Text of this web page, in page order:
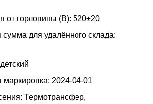
от горловины (B): 520±20
для удалённого склада:
маркировка: 2024-04-01
Термотрансфер,